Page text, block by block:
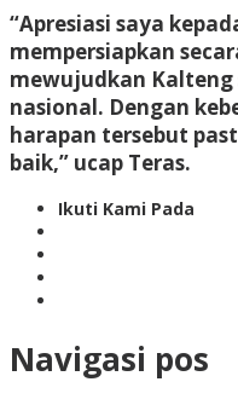
“Apresiasi saya
mempersiapkan
mewujudkan Kalteng
nasional. Dengan
harapan tersebut
baik,” ucap Teras.
Ikuti Kami Pada
Navigasi pos